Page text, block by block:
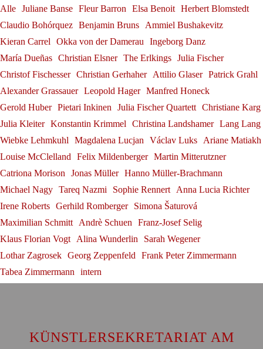
Neuerscheinung: "Herbert
Blomstedt und die Kunst des
Dirigierens"
Herbert Blomstedt
Andrè Schuen bei den
Salzburger Festspielen
Andrè Schuen
Salzburger Festspielen
Konstantin Krimmel
Franz-Josef Selig
Bundesverdienstkreuz am
Bande
Gerold Huber
Bayreuth
Alexander Grassauer
Georg Zeppenfeld bei den
Bayreuther Festspielen
Georg Zeppenfeld
Alle Juliane Banse Fleur Barron Elsa Benoit Herbert Blomstedt
Claudio Bohórquez Benjamin Bruns Ammiel Bushakevitz
Kieran Carrel Okka von der Damerau Ingeborg Danz
María Dueñas Christian Elsner The Erlkings Julia Fischer
Christof Fischesser Christian Gerhaher Attilio Glaser Patrick Grahl
Alexander Grassauer Leopold Hager Manfred Honeck
Gerold Huber Pietari Inkinen Julia Fischer Quartett Christiane Karg
Julia Kleiter Konstantin Krimmel Christina Landshamer Lang Lang
Wiebke Lehmkuhl Magdalena Lucjan Václav Luks Ariane Matiakh
Louise McClelland Felix Mildenberger Martin Mitterutzner
Catriona Morison Jonas Müller Hanno Müller-Brachmann
Michael Nagy Tareq Nazmi Sophie Rennert Anna Lucia Richter
Irene Roberts Gerhild Romberger
Simona Šaturová
Maximilian Schmitt Andrè Schuen Franz-Josef Selig
Klaus Florian Vogt Alina Wunderlin
Sarah Wegener
Lothar Zagrosek Georg Zeppenfeld Frank Peter Zimmermann
Tabea Zimmermann intern
KÜNSTLERSEKRETARIAT AM